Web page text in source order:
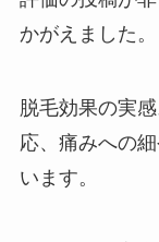
かがえました。
脱毛効果の実
応、痛みへの
います。